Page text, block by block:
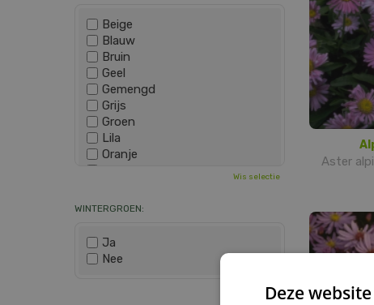
Aster
Beige
Blauw
Bruin
Geel
Gemengd
Grijs
Groen
Lila
Oranje
Roze
Zwart
Wis selectie
WINTERGROEN:
Ja
Nee
Wis selectieDeze